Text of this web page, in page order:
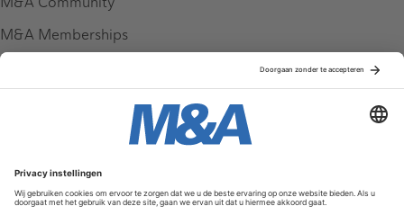
M&A Memberships
Service & Contact
Contact